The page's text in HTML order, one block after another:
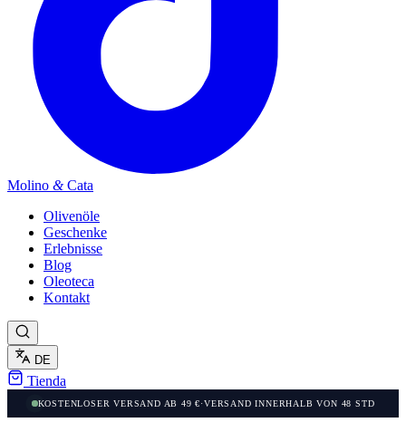
Molino &Cata
Olivenöle
Geschenke
Erlebnisse
Blog
Oleoteca
Kontakt
DE
Tienda
KOSTENLOSER VERSAND AB 49 €·VERSAND INNERHALB VON 48 STD